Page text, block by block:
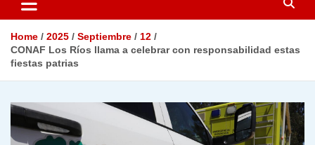
Home 2025 Septiembre
12
CONAF Los Ríos llama a celebrar con responsabilidad estas
fiestas patrias